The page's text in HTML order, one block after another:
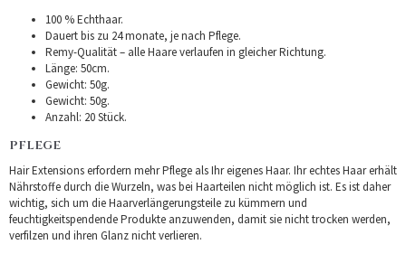
100 % Echthaar.
Dauert bis zu 24 monate, je nach Pflege.
Remy-Qualität – alle Haare verlaufen in gleicher Richtung.
Länge: 50cm.
Gewicht: 50g.
Gewicht: 50g.
Anzahl: 20 Stück.
PFLEGE
Hair Extensions erfordern mehr Pflege als Ihr eigenes Haar. Ihr echtes Haar erhält
Nährstoffe durch die Wurzeln, was bei Haarteilen nicht möglich ist. Es ist daher
wichtig, sich um die Haarverlängerungsteile zu kümmern und
feuchtigkeitspendende Produkte anzuwenden, damit sie nicht trocken werden,
verfilzen und ihren Glanz nicht verlieren.